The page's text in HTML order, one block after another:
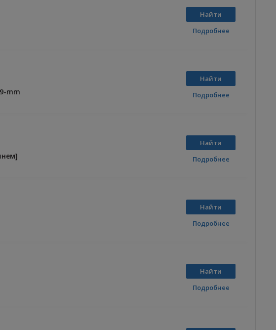
Найти
Подробнее
mm
Найти
Подробнее
Найти
Подробнее
Найти
Подробнее
Найти
Подробнее